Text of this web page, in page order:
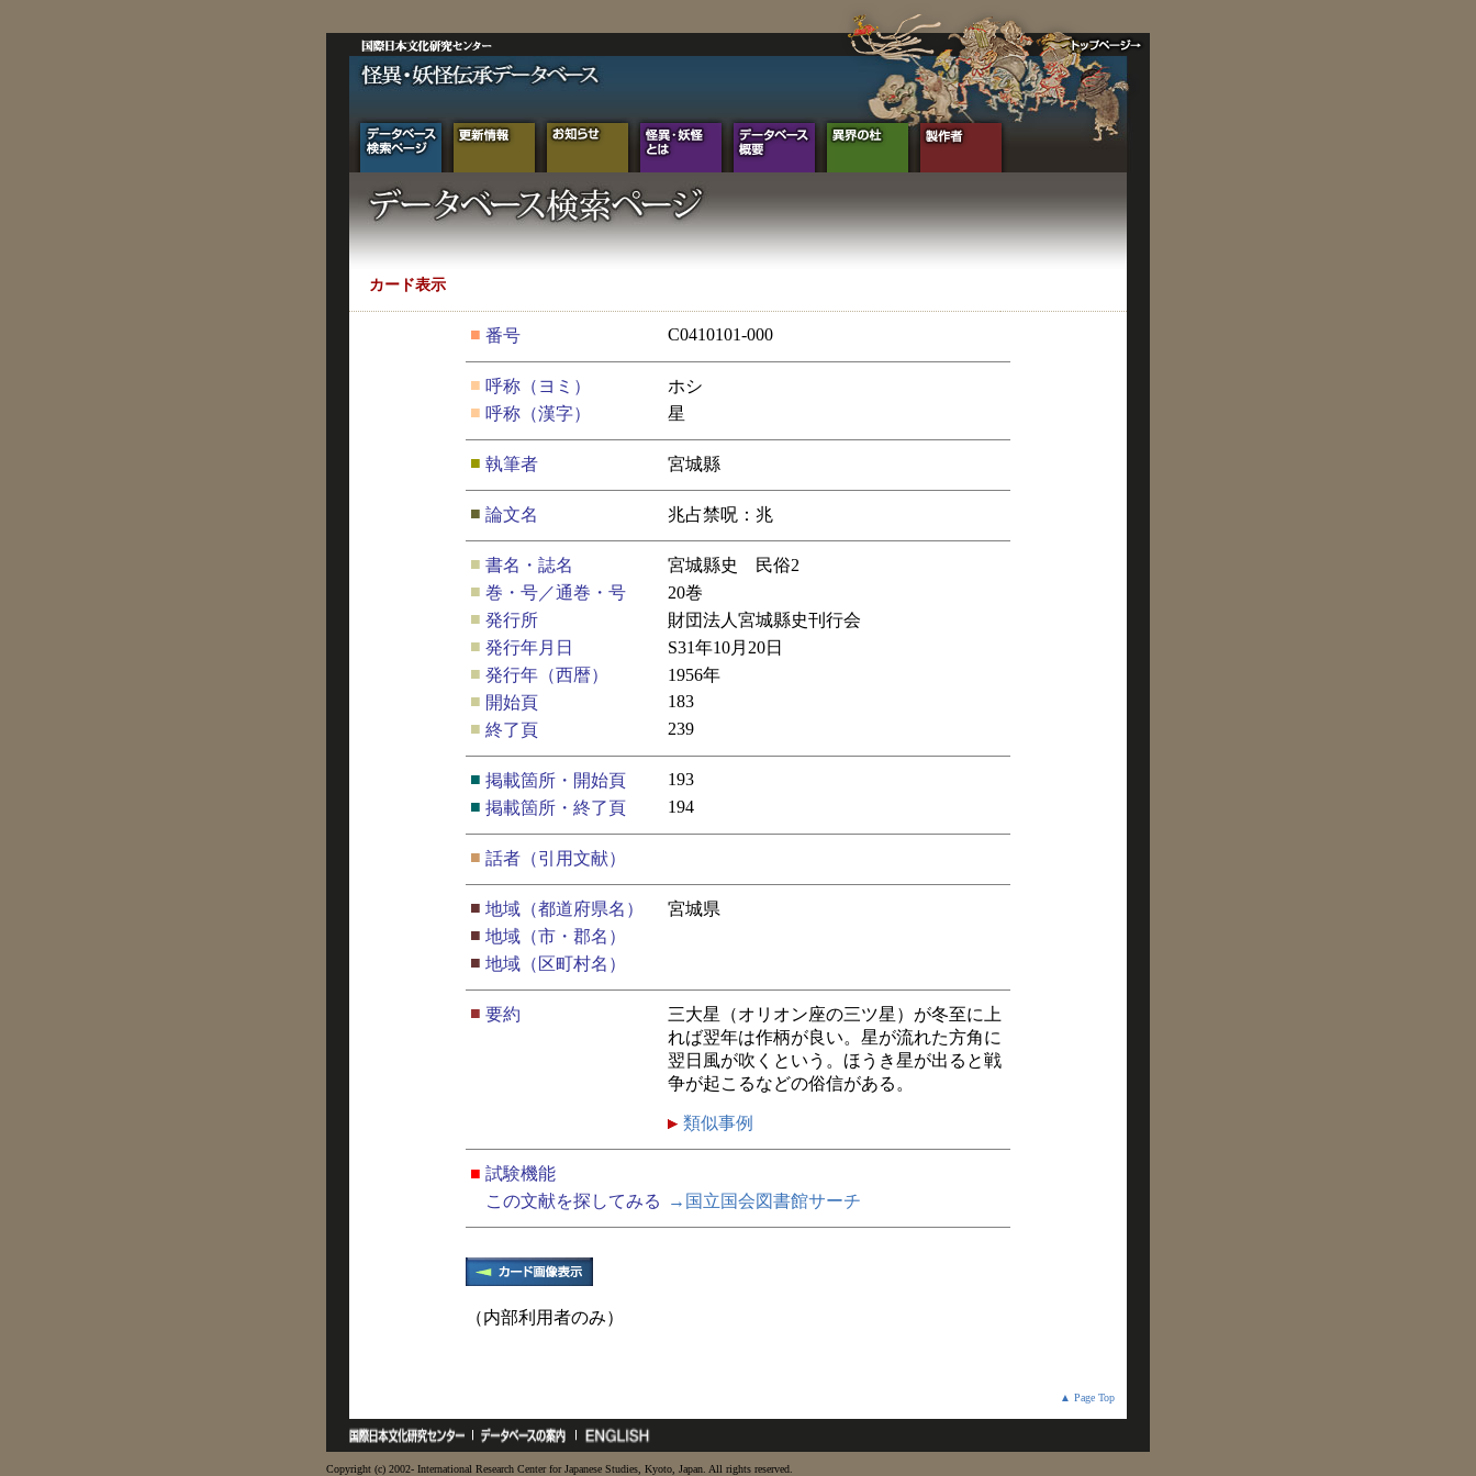
カード表示
■ 番号 C0410101-000
■ 呼称（ヨミ）
ホシ
■ 呼称（漢字） 星
■ 執筆者 宮城縣
■ 論文名 兆占禁呪：兆
■ 書名・誌名
宮城縣史 民俗2
■ 巻・号／通巻・号
20巻
■ 発行所
財団法人宮城縣史刊行会
■ 発行年月日
S31年10月20日
■ 発行年（西暦）
1956年
■ 開始頁
183
■ 終了頁 239
■ 掲載箇所・開始頁
193
■ 掲載箇所・終了頁 194
■ 話者（引用文献）
■ 地域（都道府県名）
宮城県
■ 地域（市・郡名）
■ 地域（区町村名）
■ 要約
三大星（オリオン座の三ツ星）が冬至に上
れば翌年は作柄が良い。星が流れた方角に
翌日風が吹くという。ほうき星が出ると戦
争が起こるなどの俗信がある。
類似事例
■ 試験機能
この文献を探してみる
→国立国会図書館サーチ
（内部利用者のみ）
▲ Page Top
Copyright (c) 2002- International Research Center for Japanese Studies, Kyoto, Japan. All rights reserved.